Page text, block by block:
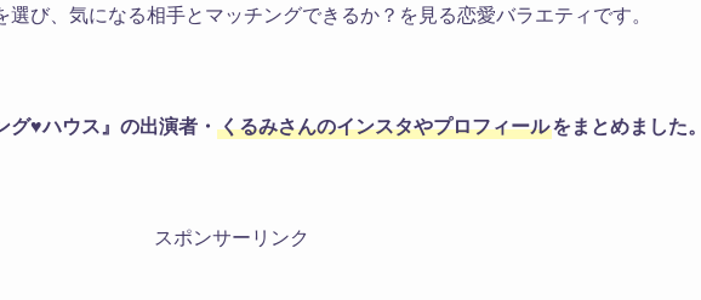
び、気になる相手とマッチングできるか？を見る恋愛バラエティです。
グ♥ハウス』の出演者・ くるみさんのインスタやプロフィールをまとめました。
スポンサーリンク